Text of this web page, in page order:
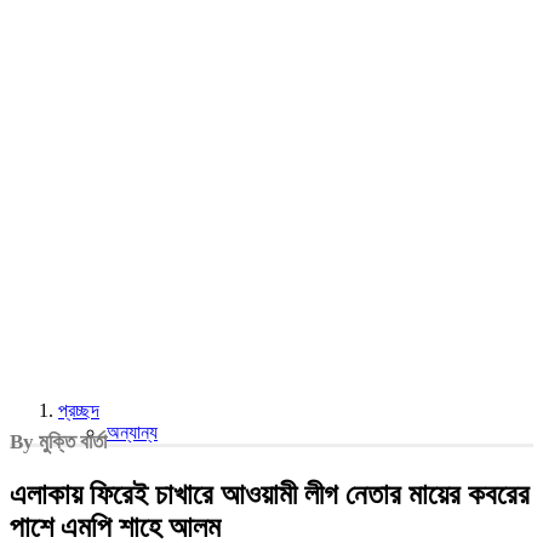
প্রচ্ছদ
অন্যান্য
By মুক্তি বার্তা
এলাকায় ফিরেই চাখারে আওয়ামী লীগ নেতার মায়ের কবরের
পাশে এমপি শাহে আলম